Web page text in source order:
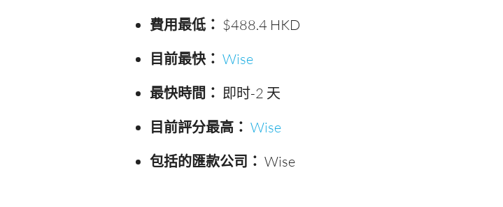
費用最低： $488.4 HKD
目前最快： Wise
最快時間： 即时-2 天
目前評分最高： Wise
包括的匯款公司： Wise